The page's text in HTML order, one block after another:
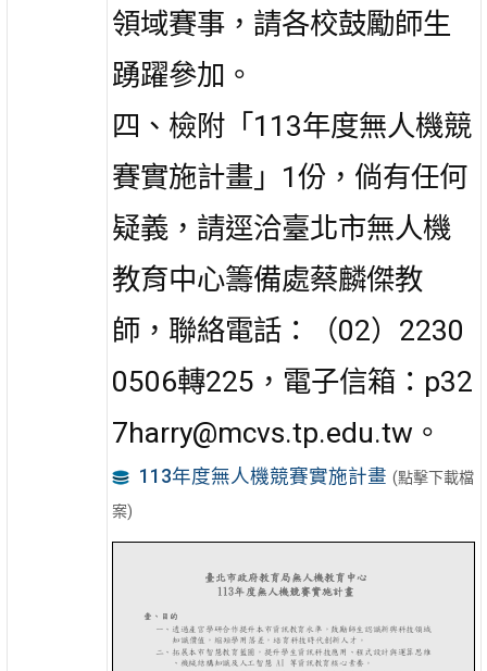
領域賽事，請各校鼓勵師生
踴躍參加。
四、檢附「113年度無人機競
賽實施計畫」1份，倘有任何
疑義，請逕洽臺北市無人機
教育中心籌備處蔡麟傑教
師，聯絡電話：（02）2230
0506轉225，電子信箱：p32
7harry@mcvs.tp.edu.tw。
113年度無人機競賽實施計畫 (點擊下載檔
案)